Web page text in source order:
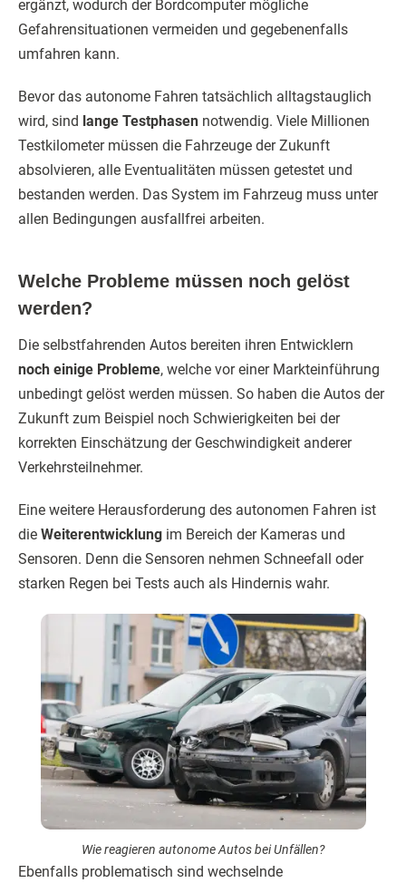
ergänzt, wodurch der Bordcomputer mögliche
Gefahrensituationen vermeiden und gegebenenfalls
umfahren kann.
Bevor das autonome Fahren tatsächlich alltagstauglich
wird, sind lange Testphasen notwendig. Viele Millionen
Testkilometer müssen die Fahrzeuge der Zukunft
absolvieren, alle Eventualitäten müssen getestet und
bestanden werden. Das System im Fahrzeug muss unter
allen Bedingungen ausfallfrei arbeiten.
Welche Probleme müssen noch gelöst
werden?
Die selbstfahrenden Autos bereiten ihren Entwicklern
noch einige Probleme, welche vor einer Markteinführung
unbedingt gelöst werden müssen. So haben die Autos der
Zukunft zum Beispiel noch Schwierigkeiten bei der
korrekten Einschätzung der Geschwindigkeit anderer
Verkehrsteilnehmer.
Eine weitere Herausforderung des autonomen Fahren ist
die Weiterentwicklung im Bereich der Kameras und
Sensoren. Denn die Sensoren nehmen Schneefall oder
starken Regen bei Tests auch als Hindernis wahr.
Wie reagieren autonome Autos bei Unfällen?
Ebenfalls problematisch sind wechselnde